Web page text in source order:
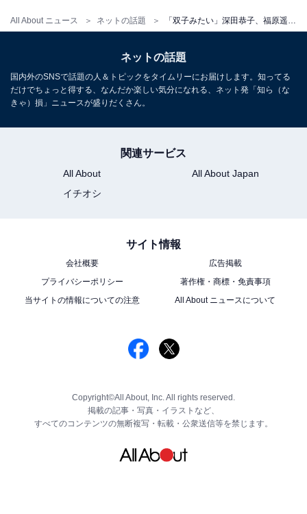
All About ニュース ネットの話題
ネットの話題
国内外のSNSで話題の人＆トピックをタイムリーにお届けします。知ってる
だけでちょっと得する、なんだか楽しい気分になれる、ネット発「知ら（な
きゃ）損」ニュースが盛りだくさん。
関連サービス
All About
All About Japan
イチオシ
サイト情報
会社概要
広告掲載
プライバシーポリシー
著作権・商標・免責事項
当サイトの情報についての注意
All About ニュースについて
Copyright©All About, Inc. All rights reserved.
掲載の記事・写真・イラストなど、
すべてのコンテンツの無断複写・転載・公衆送信等を禁じます。